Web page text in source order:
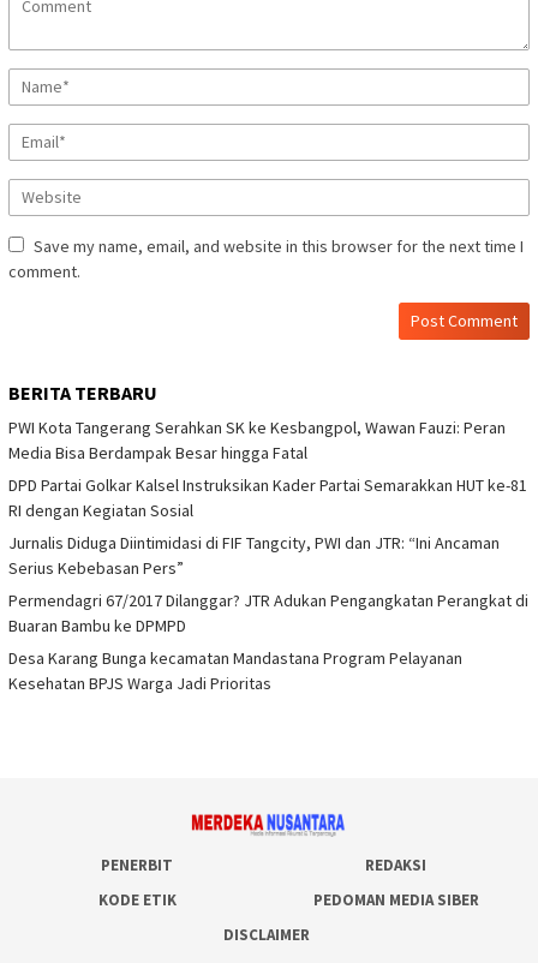
Save my name, email, and website in this browser for the next time I
comment.
BERITA TERBARU
PWI Kota Tangerang Serahkan SK ke Kesbangpol, Wawan Fauzi: Peran
Media Bisa Berdampak Besar hingga Fatal
DPD Partai Golkar Kalsel Instruksikan Kader Partai Semarakkan HUT ke-81
RI dengan Kegiatan Sosial
Jurnalis Diduga Diintimidasi di FIF Tangcity, PWI dan JTR: “Ini Ancaman
Serius Kebebasan Pers”
Permendagri 67/2017 Dilanggar? JTR Adukan Pengangkatan Perangkat di
Buaran Bambu ke DPMPD
Desa Karang Bunga kecamatan Mandastana Program Pelayanan
Kesehatan BPJS Warga Jadi Prioritas
PENERBIT
REDAKSI
KODE ETIK
PEDOMAN MEDIA SIBER
DISCLAIMER